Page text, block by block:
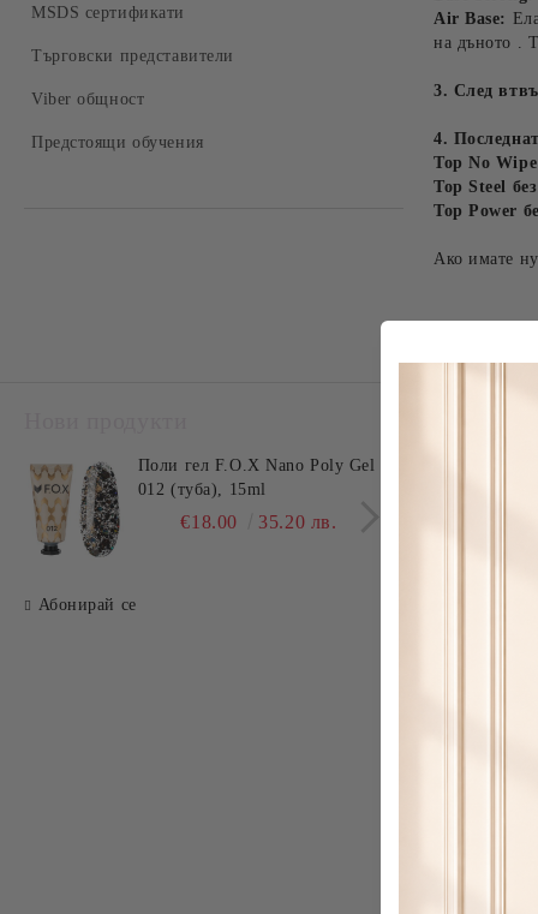
Твърдосплавни накрайници
Керамични накрайници
Накрайници за педикюр
MSDS сертификати
Търговски представители
Viber общност
Предстоящи обучения
Air Base:
на дъното .
3. След
4.
Top No
Top Steel
Top Power
Ако имате
Поли гел F.O.X Nano Poly Gel
012 (туба), 15ml
€18.00 35.20 лв.
Абонирай се